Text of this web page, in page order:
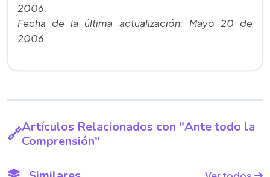
2006.
Fecha de la última actualización: Mayo 20 de
2006.
Artículos Relacionados con "Ante todo la
Comprensión"